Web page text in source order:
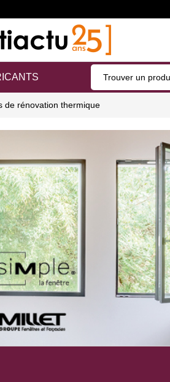
de rénovation thermique